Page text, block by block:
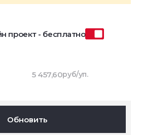
проект - бесплатно
5 457,60руб/уп.
Обновить